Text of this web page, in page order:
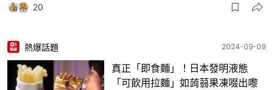
20
熱爆話題 2024-09-09
真正「即食麵」！日本發明液態
「可飲用拉麵」如蒟蒻果凍啜出嚟